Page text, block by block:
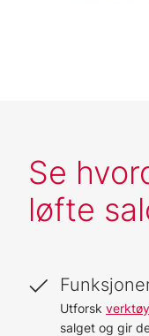
Se
løfte
Utforsk
salget og gir